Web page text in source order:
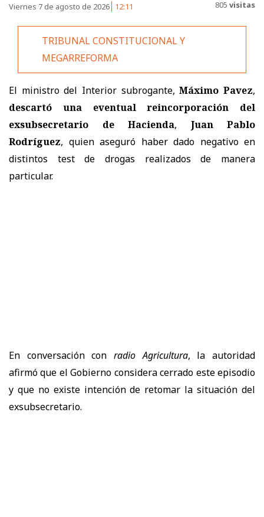
Viernes 7 de agosto de 2026 12:11 805 visitas
TRIBUNAL CONSTITUCIONAL Y
MEGARREFORMA
El ministro del Interior subrogante,Máximo Pavez,
descartó una eventual reincorporación del
exsubsecretario de Hacienda, Juan Pablo
Rodríguez, quien aseguró haber dado negativo en
distintos test de drogas realizados de manera
particular.
En conversación con radio Agricultura, la autoridad
afirmó que el Gobierno considera cerrado este episodio
y que no existe intención de retomar la situación del
exsubsecretario.